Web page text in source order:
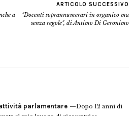
a
ARTICOLO SUCCESSIVO
"Docenti soprannumerari in organico ma
senza regole", di Antimo Di Geronimo
parlamentare
Dopo 12 anni di